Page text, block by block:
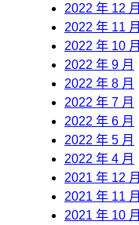
2022 年 12 月
2022 年 11 月
2022 年 10 月
2022 年 9 月
2022 年 8 月
2022 年 7 月
2022 年 6 月
2022 年 5 月
2022 年 4 月
2021 年 12 月
2021 年 11 月
2021 年 10 月